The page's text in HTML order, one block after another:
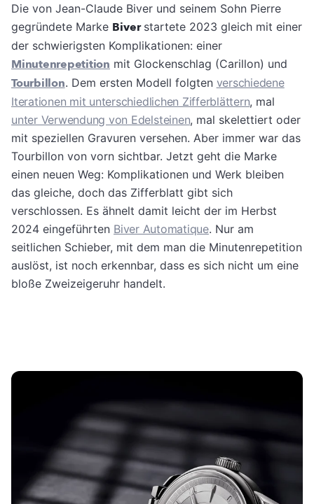
Die von Jean-Claude Biver und seinem Sohn Pierre
gegründete Marke Biver startete 2023 gleich mit einer
der schwierigsten Komplikationen: einer
Minutenrepetition mit Glockenschlag (Carillon) und
Tourbillon. Dem ersten Modell folgten verschiedene
Iterationen mit unterschiedlichen Zifferblättern, mal
unter Verwendung von Edelsteinen, mal skelettiert oder
mit speziellen Gravuren versehen. Aber immer war das
Tourbillon von vorn sichtbar. Jetzt geht die Marke
einen neuen Weg: Komplikationen und Werk bleiben
das gleiche, doch das Zifferblatt gibt sich
verschlossen. Es ähnelt damit leicht der im Herbst
2024 eingeführten Biver Automatique. Nur am
seitlichen Schieber, mit dem man die Minutenrepetition
auslöst, ist noch erkennbar, dass es sich nicht um eine
bloße Zweizeigeruhr handelt.